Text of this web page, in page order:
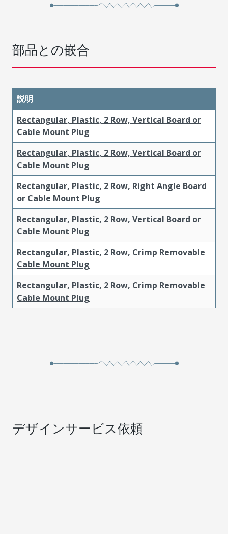
部品との嵌合
説明
Rectangular, Plastic, 2 Row, Vertical Board or
Cable Mount Plug
Rectangular, Plastic, 2 Row, Vertical Board or
Cable Mount Plug
Rectangular, Plastic, 2 Row, Right Angle Board
or Cable Mount Plug
Rectangular, Plastic, 2 Row, Vertical Board or
Cable Mount Plug
Rectangular, Plastic, 2 Row, Crimp Removable
Cable Mount Plug
Rectangular, Plastic, 2 Row, Crimp Removable
Cable Mount Plug
デザインサービス依頼